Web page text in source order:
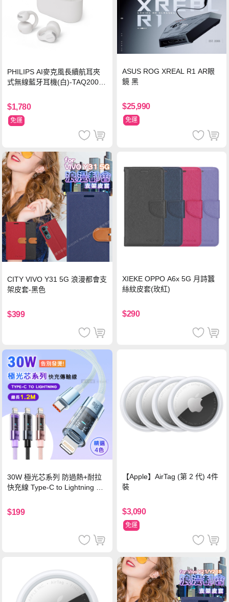
PHILIPS AI麥克風長續航耳夾
式無線藍牙耳機(白)-TAQ2000
$1,780
免運
ASUS ROG XREAL R1 AR眼
鏡 黑
$25,990
免運
CITY VIVO Y31 5G 浪漫都會支
架皮套-黑色
$399
XIEKE OPPO A6x 5G 月詩蠶
絲紋皮套(玫紅)
$290
30W 極光芯系列 防過熱+耐拉
快充線 Type-C to Lightning 傳
$199
【Apple】AirTag (第 2 代) 4件
裝
$3,090
免運